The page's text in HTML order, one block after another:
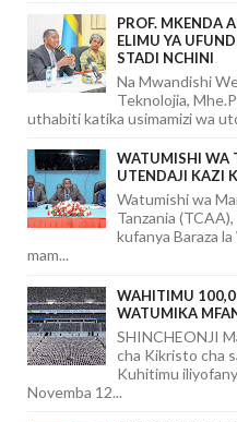
PROF. MKENDA
ELIMU YA
STADI NCHINI
Na Mwandishi
Teknolojia,
uthabiti katika usimamizi wa
WATUMISHI WA
UTENDAJI KAZI
Watumishi wa
Tanzania
kufanya Baraza
mam...
WAHITIMU
WATUMIKA
SHINCHEONJI
cha Kikristo cha
Kuhitimu
Novemba 12...